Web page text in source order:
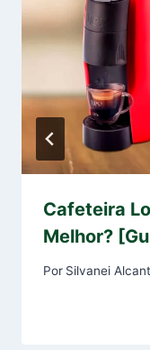
Cafeteira
Melhor?
Por Silvanei